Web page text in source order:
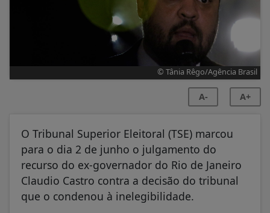
© Tânia Rêgo/Agência Brasil
A- A+
O Tribunal Superior Eleitoral (TSE) marcou
para o dia 2 de junho o julgamento do
recurso do ex-governador do Rio de Janeiro
Claudio Castro contra a decisão do tribunal
que o condenou à inelegibilidade.